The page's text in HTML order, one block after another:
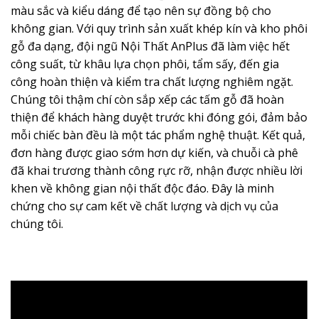
màu sắc và kiểu dáng để tạo nên sự đồng bộ cho
không gian. Với quy trình sản xuất khép kín và kho phôi
gỗ đa dạng, đội ngũ Nội Thất AnPlus đã làm việc hết
công suất, từ khâu lựa chọn phôi, tẩm sấy, đến gia
công hoàn thiện và kiểm tra chất lượng nghiêm ngặt.
Chúng tôi thậm chí còn sắp xếp các tấm gỗ đã hoàn
thiện để khách hàng duyệt trước khi đóng gói, đảm bảo
mỗi chiếc bàn đều là một tác phẩm nghệ thuật. Kết quả,
đơn hàng được giao sớm hơn dự kiến, và chuỗi cà phê
đã khai trương thành công rực rỡ, nhận được nhiều lời
khen về không gian nội thất độc đáo. Đây là minh
chứng cho sự cam kết về chất lượng và dịch vụ của
chúng tôi.